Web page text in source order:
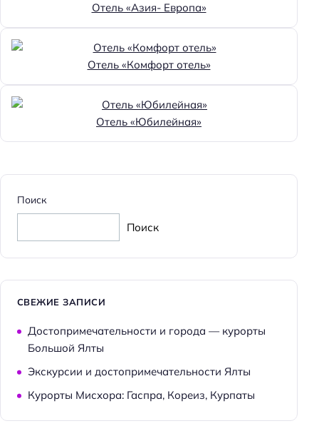
Отель «Азия- Европа»
Отель «Комфорт отель»
Отель «Юбилейная»
Поиск
Поиск
СВЕЖИЕ ЗАПИСИ
Достопримечательности и города — курорты
Большой Ялты
Экскурсии и достопримечательности Ялты
Курорты Мисхора: Гаспра, Кореиз, Курпаты